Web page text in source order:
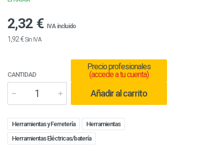
2,32 € IVA incluido
1,92 €Sin IVA
CANTIDAD
Precio profesionales
(accede a tu cuenta)
Añadir al carrito
Herramientas y Ferretería
Herramientas
Herramientas Eléctricas/batería